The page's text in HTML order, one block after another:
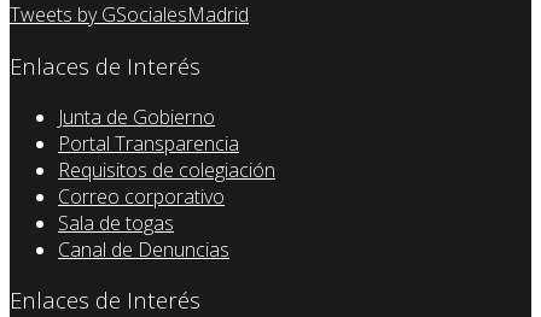
Tweets by GSocialesMadrid
Enlaces de Interés
Junta de Gobierno
Portal Transparencia
Requisitos de colegiación
Correo corporativo
Sala de togas
Canal de Denuncias
Enlaces de Interés